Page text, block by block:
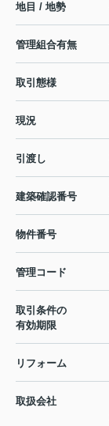
地目 / 地勢
管理組合有無
取引態様
現況
引渡し
建築確認番号
物件番号
管理コード
取引条件の
有効期限
リフォーム
取扱会社